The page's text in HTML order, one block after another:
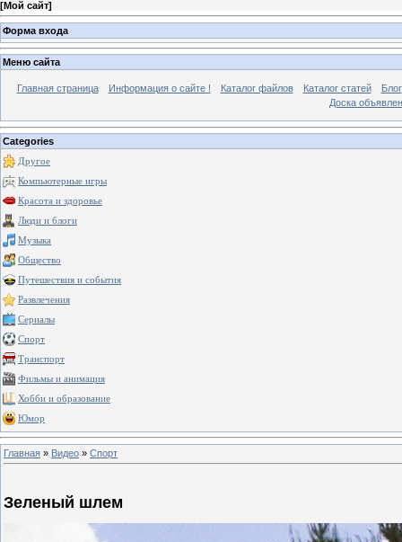
[Мой сайт]
Форма входа
Меню сайта
Главная страница Информация о сайте ! Каталог файлов Каталог статей
Блог
Доска
Categories
Другое
Компьютерные игры
Красота и здоровье
Люди и блоги
Музыка
Общество
Путешествия и события
Развлечения
Сериалы
Спорт
Транспорт
Фильмы и анимация
Хобби и образование
Юмор
Главная » Видео » Спорт
Зеленый шлем